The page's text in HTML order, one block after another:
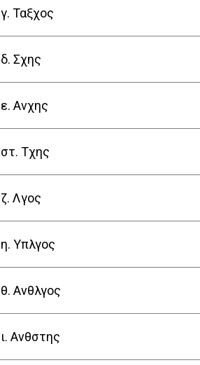
γ. Ταξχος
δ. Σχης
ε. Ανχης
στ. Τχης
ζ. Λγος
η. Υπλγος
θ. Ανθλγος
ι. Ανθστης